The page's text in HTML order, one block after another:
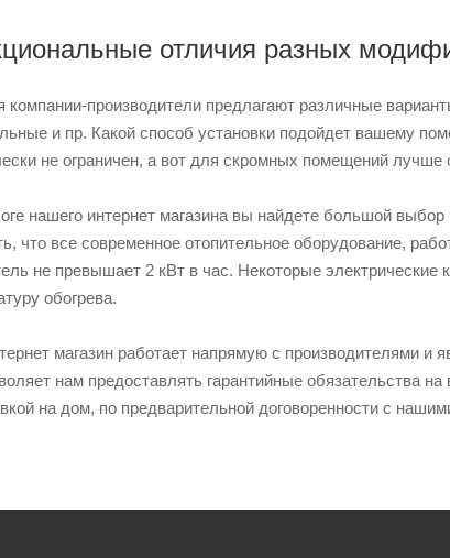
отличия разных
компании-производители предлагают различные
и пр. Какой способ установки подойдет вашему
не ограничен, а вот для скромных помещений
нашего интернет магазина вы найдете большой
что все современное отопительное оборудование,
не превышает 2 кВт в час. Некоторые
обогрева.
магазин работает напрямую с производителями
нам предоставлять гарантийные обязательства
на дом, по предварительной договоренности с